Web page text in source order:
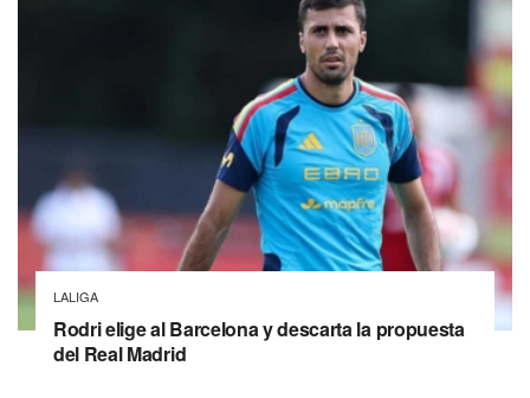
LALIGA
Rodri elige al Barcelona y descarta la propuesta
del Real Madrid